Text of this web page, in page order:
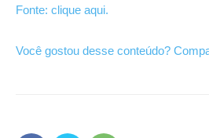
Fonte: clique aqui.
Você gostou desse conteúdo?